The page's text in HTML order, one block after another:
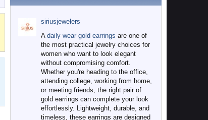
siriusjewelers
A daily wear gold earrings are one of
the most practical jewelry choices for
women who want to look elegant
without compromising comfort.
Whether you're heading to the office,
attending college, working from home,
or meeting friends, the right pair of
gold earrings can complete your look
effortlessly. Lightweight, durable, and
timeless, these earrings are designed